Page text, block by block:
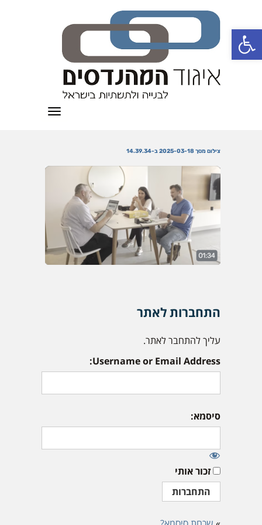
פתח סרגל נגישות
תפריט
צילום מסך 2025-03-18 ב-14.39.34
התחברות לאתר
עליך להתחבר לאתר.
Username or Email Address:
סיסמא:
זכור אותי